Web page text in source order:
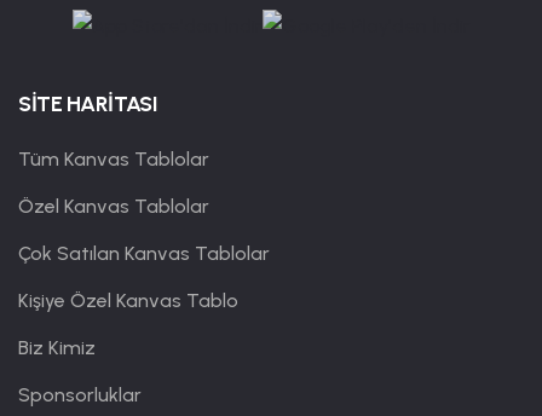
SİTE HARİTASI
Tüm Kanvas Tablolar
Özel Kanvas Tablolar
Çok Satılan Kanvas Tablolar
Kişiye Özel Kanvas Tablo
Biz Kimiz
Sponsorluklar